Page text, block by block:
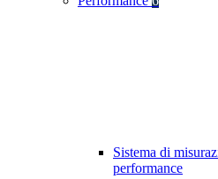
Sistema di
performance